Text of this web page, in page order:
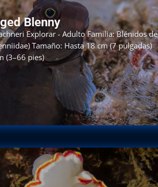
Blenny
Explorar - Adulto Familia: Blénidos de
Tamaño: Hasta 18 cm (7 pulgadas)
(3–66 pies)